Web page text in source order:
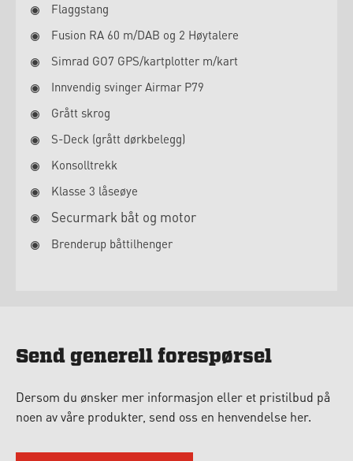
Flaggstang
Fusion RA 60 m/DAB og 2 Høytalere
Simrad GO7 GPS/kartplotter m/kart
Innvendig svinger Airmar P79
Grått skrog
S-Deck (grått dørkbelegg)
Konsolltrekk
Klasse 3 låseøye
Securmark båt og motor
Brenderup båttilhenger
Send generell forespørsel
Dersom du ønsker mer informasjon eller et pristilbud på
noen av våre produkter, send oss en henvendelse her.